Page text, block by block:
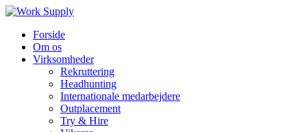
Forside
Om os
Virksomheder
Rekruttering
Headhunting
Internationale medarbejdere
Outplacement
Try & Hire